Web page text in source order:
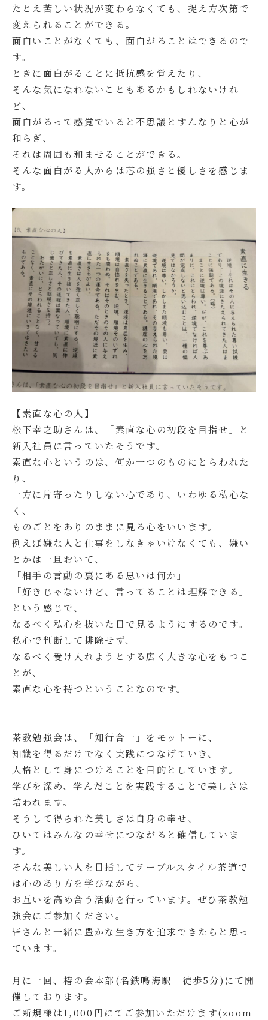
たとえ苦しい状況が変わらなくても、捉え方次第で
変えられることができる。
面白いことがなくても、面白がることはできるので
す。
ときに面白がることに抵抗感を覚えたり、
そんな気になれないこともあるかもしれないけれ
ど、
面白がるって感覚でいると不思議とすんなりと心が
和らぎ、
それは周囲も和ませることができる。
そんな面白がる人からは芯の強さと優しさを感じま
す。
【素直な心の人】
松下幸之助さんは、「素直な心の初段を目指せ」と
新入社員に言っていたそうです。
素直な心というのは、何か一つのものにとらわれた
り、
一方に片寄ったりしない心であり、いわゆる私心な
く、
ものごとをありのままに見る心をいいます。
例えば嫌な人と仕事をしなきゃいけなくても、嫌い
とかは一旦おいて、
「相手の言動の裏にある思いは何か」
「好きじゃないけど、言ってることは理解できる」
という感じで、
なるべく私心を抜いた目で見るようにするのです。
私心で判断して排除せず、
なるべく受け入れようとする広く大きな心をもつこ
とが、
素直な心を持つということなのです。
茶教勉強会は、「知行合一」をモットーに、
知識を得るだけでなく実践につなげていき、
人格として身につけることを目的としています。
学びを深め、学んだことを実践することで美しさは
培われます。
そうして得られた美しさは自身の幸せ、
ひいてはみんなの幸せにつながると確信していま
す。
そんな美しい人を目指してテーブルスタイル茶道で
は心のあり方を学びながら、
お互いを高め合う活動を行っています。ぜひ茶教勉
強会にご参加ください。
皆さんと一緒に豊かな生き方を追求できたらと思っ
ています。
月に一回、椿の会本部(名鉄鳴海駅 徒歩5分)にて開
催しております。
ご新規様は1,000円にてご参加いただけます(zoom